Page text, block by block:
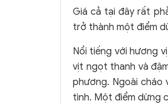
Giá cả tại đây rất
trở thành một điểm
Nổi tiếng với hương
vịt ngọt thanh và
phương. Ngoài cháo
tình. Một điểm dừng